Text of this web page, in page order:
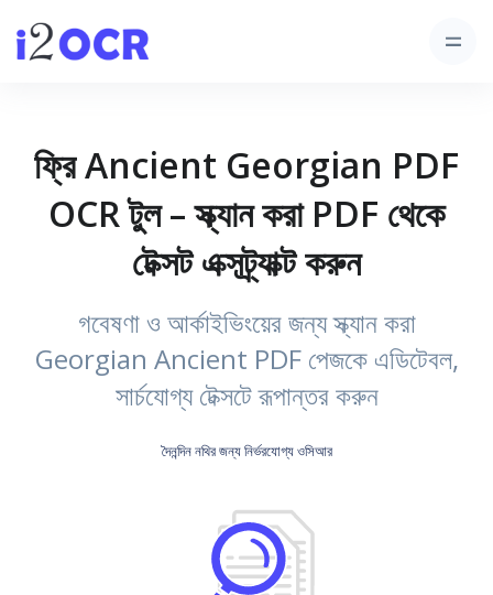
ফ্রি Ancient Georgian PDF
OCR টুল – স্ক্যান করা PDF থেকে
টেক্সট এক্সট্র্যাক্ট করুন
গবেষণা ও আর্কাইভিংয়ের জন্য স্ক্যান করা
Georgian Ancient PDF পেজকে এডিটেবল,
সার্চযোগ্য টেক্সটে রূপান্তর করুন
দৈনন্দিন নথির জন্য নির্ভরযোগ্য ওসিআর